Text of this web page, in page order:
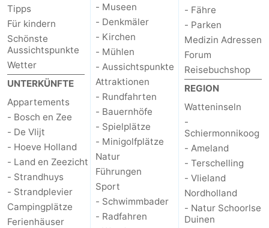
Medizin
Adressen
Region
Watteninseln
-
Schiermonnikoog
-
Ameland
Terschelling
Vlieland
Nordholland
Tipps
Für kindern
Schönste
Aussichtspunkte
Wetter
UNTERKÜNFTE
Appartements
- Bosch en Zee
- De Vlijt
- Hoeve Holland
- Land en Zeezicht
- Strandhuys
- Strandplevier
Campingplätze
Ferienhäuser
- Museen
- Denkmäler
- Kirchen
- Mühlen
- Aussichtspunkte
Attraktionen
- Rundfahrten
- Bauernhöfe
- Spielplätze
- Minigolfplätze
Natur
Führungen
Sport
- Schwimmbader
- Radfahren
- Fähre
- Parken
Medizin Adressen
Forum
Reisebuchshop
REGION
Watteninseln
-
Schiermonnikoog
- Ameland
- Terschelling
- Vlieland
Nordholland
- Natur Schoorlse
Duinen